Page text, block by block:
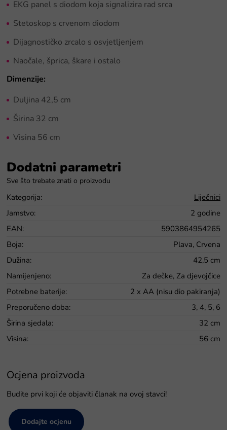
EKG panel s diodom koja signalizira rad srca
Stetoskop s crvenom diodom
Dijagnostičko zrcalo s osvjetljenjem
Naočale, šprica, škare i ostalo
Dimenzije:
Duljina 42,5 cm
Širina 32 cm
Visina 56 cm
Dodatni parametri
Kategorija:
Liječnici
Jamstvo:
2 godine
EAN:
5903864954265
Boja:
Plava, Crvena
Dužina:
42,5 cm
Namijenjeno:
Za dečke, Za djevojčice
Potrebne baterije:
2 x AA (nisu dio pakiranja)
Preporučeno doba:
3, 4, 5, 6
Širina sjedala:
32 cm
Visina: 56 cm
Ocjena proizvoda
Budite prvi koji će objaviti članak na ovoj stavci!
Dodajte ocjenu